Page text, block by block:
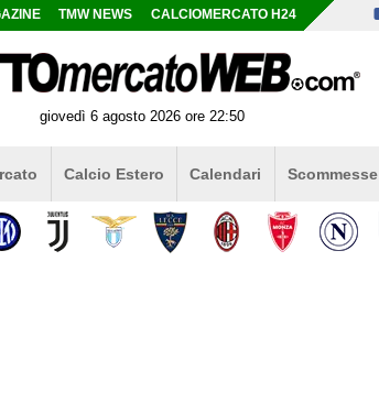
TMW NEWS CALCIOMERCATO H24
giovedì 6 agosto 2026 ore 22:50
Calcio Estero Calendari Scommesse